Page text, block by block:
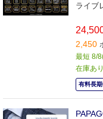
ライブ
2,450
最短 8/
在庫あり
有料長